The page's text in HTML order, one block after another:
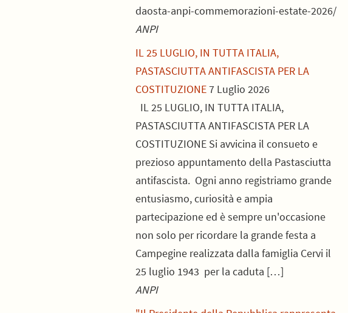
daosta-anpi-commemorazioni-estate-2026/
ANPI
IL 25 LUGLIO, IN TUTTA ITALIA,
PASTASCIUTTA ANTIFASCISTA PER LA
COSTITUZIONE7 Luglio 2026
IL 25 LUGLIO, IN TUTTA ITALIA,
PASTASCIUTTA ANTIFASCISTA PER LA
COSTITUZIONE Si avvicina il consueto e
prezioso appuntamento della Pastasciutta
antifascista. Ogni anno registriamo grande
entusiasmo, curiosità e ampia
partecipazione ed è sempre un'occasione
non solo per ricordare la grande festa a
Campegine realizzata dalla famiglia Cervi il
25 luglio 1943 per la caduta […]
ANPI